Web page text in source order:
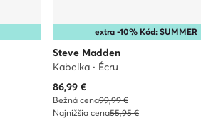
extra -10% Kód: SUMMER
Steve Madden
Kabelka · Écru
Aktuálna cena
86,99€
Bežná cena99,99 €
Najnižšia cena55,95 €